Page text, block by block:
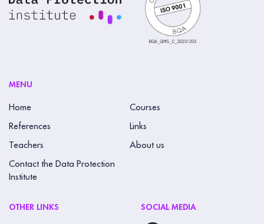
MENU
Home Courses
References Links
Teachers About us
Contact the Data Protection
Institute
OTHER LINKS SOCIAL MEDIA